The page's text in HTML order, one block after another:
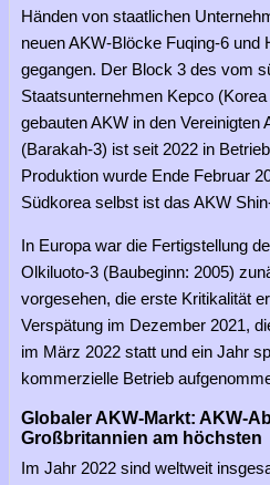
Händen von staatlichen
neuen AKW-Blöcke Fuqing-6 und
gegangen. Der Block 3 des vom
Staatsunternehmen Kepco
gebauten AKW in den Vereinigten
(Barakah-3) ist seit 2022 in
Produktion wurde Ende Februar
Südkorea selbst ist das AKW
In Europa war die Fertigstellung
Olkiluoto-3 (Baubeginn: 2005)
vorgesehen, die erste Kritikalität
Verspätung im Dezember 2021,
im März 2022 statt und ein Jahr
kommerzielle Betrieb
Globaler AKW-Markt: AKW-
Großbritannien am höchsten
Im Jahr 2022 sind weltweit